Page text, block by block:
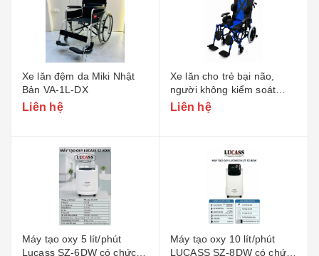
Xe lăn đệm da Miki Nhật
Bản VA-1L-DX
Liên hệ
Xe lăn cho trẻ bại não,
người không kiểm soát
Lucass X-58L - Phiên bản
Liên hệ
Máy tạo oxy 5 lít/phút
Lucass SZ-6DW có chức
Máy tạo oxy 10 lít/phút
LUCASS SZ-8DW có chức